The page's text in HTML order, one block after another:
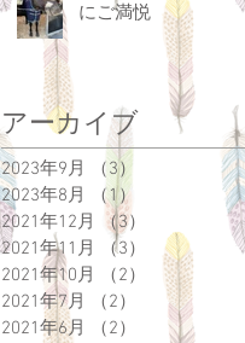
にご満悦
アーカイブ
2023年9月 （3）
2023年8月
（1）
2021年12月
（3）
2021年11月
（3）
3件の記事
2021年10月
（2）
2件の記事
2021年7月
（2）
2件の記事
2021年6月
（2）
2件の記事